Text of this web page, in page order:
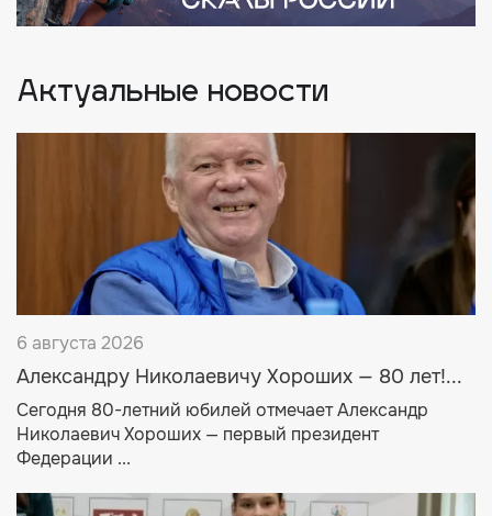
Актуальные новости
6 августа 2026
Александру Николаевичу Хороших — 80 лет!...
Сегодня 80-летний юбилей отмечает Александр
Николаевич Хороших — первый президент
Федерации ...